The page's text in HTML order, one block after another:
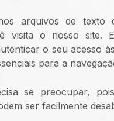
arquivos de texto
visita o nosso site.
o seu acesso
para a
se preocupar,
ser facilmente